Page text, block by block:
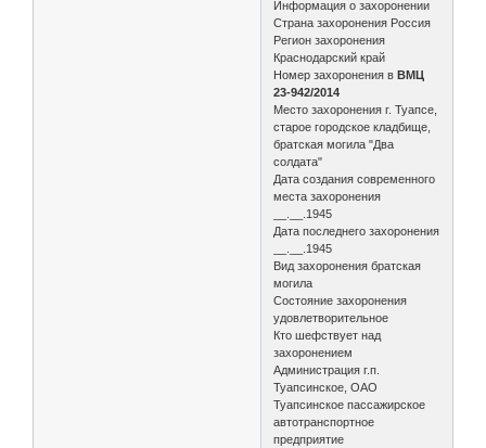
Информация о захоронении
Страна захоронения Россия
Регион захоронения
Краснодарский край
Номер захоронения в ВМЦ
23-942/2014
Место захоронения г. Туапсе,
старое городское кладбище,
братская могила "Два
солдата"
Дата создания современного
места захоронения
__.__.1945
Дата последнего захоронения
__.__.1945
Вид захоронения братская
могила
Состояние захоронения
удовлетворительное
Кто шефствует над
захоронением
Администрация г.п.
Туапсинское, ОАО
Туапсинское пассажирское
автотранспортное
предприятие